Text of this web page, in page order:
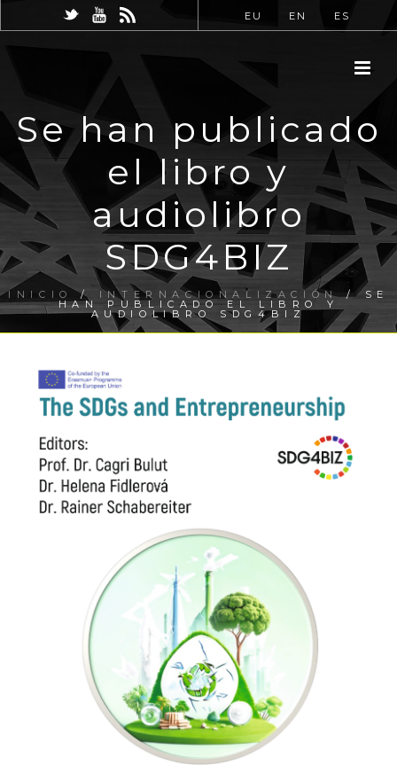
EU EN ES
Se han publicado
el libro y
audiolibro
SDG4BIZ
INICIO / INTERNACIONALIZACIÓN/ SE
HAN PUBLICADO EL LIBRO Y
AUDIOLIBRO SDG4BIZ